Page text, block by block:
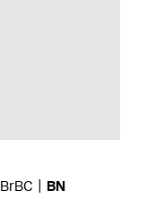
BrBC BN